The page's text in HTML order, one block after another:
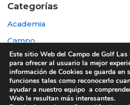
Categorías
Academia
Campo
Destacada
Otras
Este sitio Web del Campo de Golf
para ofrecer al usuario la mejor
información de Cookies se guarda en
funciones tales como reconocerlo
ayudar a nuestro equipo a
Web le resultan más interesantes.